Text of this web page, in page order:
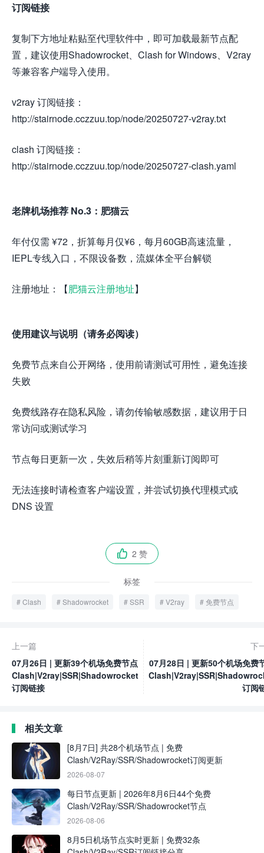
订阅链接
复制下方地址粘贴至代理软件中，即可加载最新节点配
置，建议使用Shadowrocket、Clash for Windows、V2ray
等兼容客户端导入使用。
v2ray 订阅链接：
http://stairnode.cczzuu.top/node/20250727-v2ray.txt
clash 订阅链接：
http://stairnode.cczzuu.top/node/20250727-clash.yaml
老牌机场推荐 No.3：肥猫云
年付仅需 ¥72，折算每月仅¥6，每月60GB高速流量，
IEPL专线入口，不限设备数，流媒体全平台解锁
注册地址：【肥猫云注册地址】
使用建议与说明（请务必阅读）
免费节点来自公开网络，使用前请测试可用性，避免连接
失败
免费线路存在隐私风险，请勿传输敏感数据，建议用于日
常访问或测试学习
节点每日更新一次，失效后稍等片刻重新订阅即可
无法连接时请检查客户端设置，并尝试切换代理模式或
DNS 设置
 2 赞
标签
Clash Shadowrocket SSR V2ray 免费节点
上一篇
07月26日 | 更新39个机场免费节点
Clash|V2ray|SSR|Shadowrocket
订阅链接
下
07月28日 | 更新50个机场免费
订阅
相关文章
[8月7日] 共28个机场节点 | 免费
Clash/V2Ray/SSR/Shadowrocket订阅更新
2026-08-07
每日节点更新 | 2026年8月6日44个免费
Clash/V2Ray/SSR/Shadowrocket节点
2026-08-06
8月5日机场节点实时更新 | 免费32条